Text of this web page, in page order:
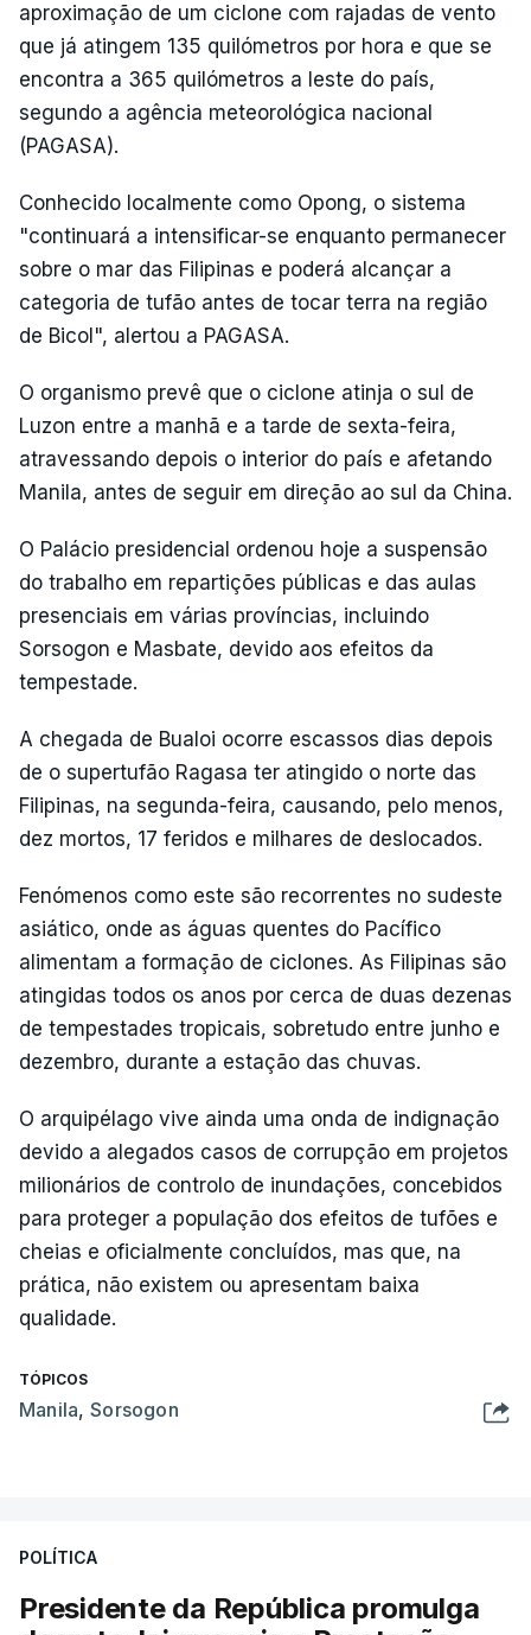
aproximação de um ciclone com rajadas de vento
que já atingem 135 quilómetros por hora e que se
encontra a 365 quilómetros a leste do país,
segundo a agência meteorológica nacional
(PAGASA).
Conhecido localmente como Opong, o sistema
"continuará a intensificar-se enquanto permanecer
sobre o mar das Filipinas e poderá alcançar a
categoria de tufão antes de tocar terra na região
de Bicol", alertou a PAGASA.
O organismo prevê que o ciclone atinja o sul de
Luzon entre a manhã e a tarde de sexta-feira,
atravessando depois o interior do país e afetando
Manila, antes de seguir em direção ao sul da China.
O Palácio presidencial ordenou hoje a suspensão
do trabalho em repartições públicas e das aulas
presenciais em várias províncias, incluindo
Sorsogon e Masbate, devido aos efeitos da
tempestade.
A chegada de Bualoi ocorre escassos dias depois
de o supertufão Ragasa ter atingido o norte das
Filipinas, na segunda-feira, causando, pelo menos,
dez mortos, 17 feridos e milhares de deslocados.
Fenómenos como este são recorrentes no sudeste
asiático, onde as águas quentes do Pacífico
alimentam a formação de ciclones. As Filipinas são
atingidas todos os anos por cerca de duas dezenas
de tempestades tropicais, sobretudo entre junho e
dezembro, durante a estação das chuvas.
O arquipélago vive ainda uma onda de indignação
devido a alegados casos de corrupção em projetos
milionários de controlo de inundações, concebidos
para proteger a população dos efeitos de tufões e
cheias e oficialmente concluídos, mas que, na
prática, não existem ou apresentam baixa
qualidade.
TÓPICOS
Manila,Sorsogon
POLÍTICA
Presidente da República promulga